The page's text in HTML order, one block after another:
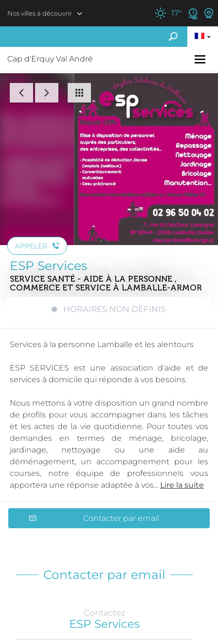
Nos villes à découvrir 17°
Cap d'Erquy Val André
APPELER
ESP Services
SERVICE SANTÉ - AIDE À LA PERSONNE ,
COMMERCE ET SERVICE À LAMBALLE-ARMOR
HORAIRES NON DÉFINIS
Services à la personne Lamballe et les alentours
ESP SERVICES est une association d'aide et de
services à domicile qui réponde à vos besoins.
Nous mettons à votre disposition un grand nombre
de profils pour vous accompagner dans les tâches
et les actes de la vie quotidienne. Pour toutes vos
demandes en termes de ménage, bricolage,
jardinage, nettoyage ou une aide au
déménagement, un accompagnement pour les
courses, notre équipe de professionnels vous
apportera une réponse adaptée à vos... Lire la suite
Contacter par email
Contacter par email
Contactez
ESP Services